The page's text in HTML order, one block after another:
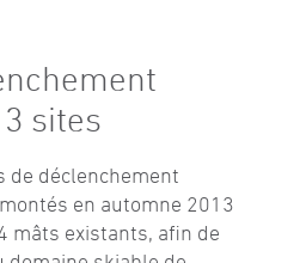
sites
de déclenchement
en automne 2013
mâts existants, afin de